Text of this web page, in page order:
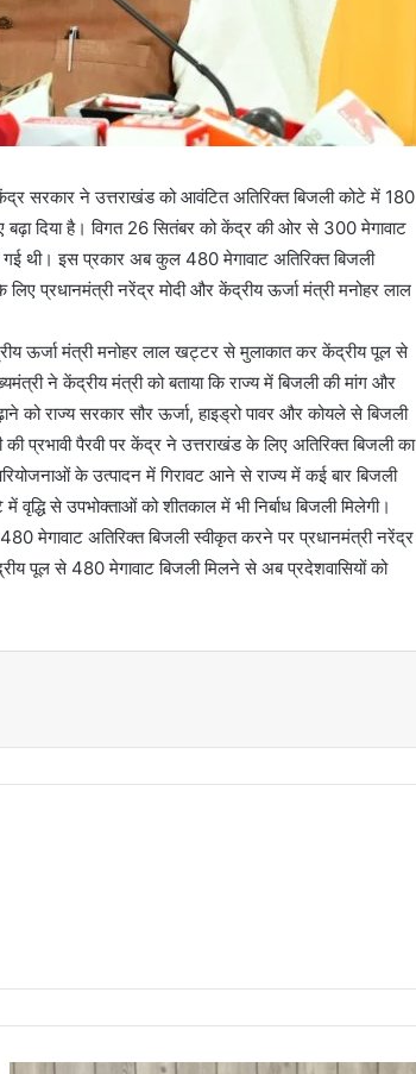
सरकार ने उत्तराखंड को आवंटित अतिरिक्त बिजली कोटे में 180
दिया है। विगत 26 सितंबर को केंद्र की ओर से 300 मेगावाट
थी। इस प्रकार अब कुल 480 मेगावाट अतिरिक्त बिजली
प्रधानमंत्री नरेंद्र मोदी और केंद्रीय ऊर्जा मंत्री मनोहर लाल
ऊर्जा मंत्री मनोहर लाल खट्टर से मुलाकात कर केंद्रीय पूल से
ने केंद्रीय मंत्री को बताया कि राज्य में बिजली की मांग और
को राज्य सरकार सौर ऊर्जा, हाइड्रो पावर और कोयले से बिजली
प्रभावी पैरवी पर केंद्र ने उत्तराखंड के लिए अतिरिक्त बिजली का
के उत्पादन में गिरावट आने से राज्य में कई बार बिजली
से उपभोक्ताओं को शीतकाल में भी निर्बाध बिजली मिलेगी।
मेगावाट अतिरिक्त बिजली स्वीकृत करने पर प्रधानमंत्री नरेंद्र
पूल से 480 मेगावाट बिजली मिलने से अब प्रदेशवासियों को